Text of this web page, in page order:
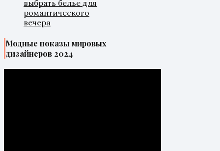
выбрать белье для
романтического
вечера
Модные показы мировых
дизайнеров 2024